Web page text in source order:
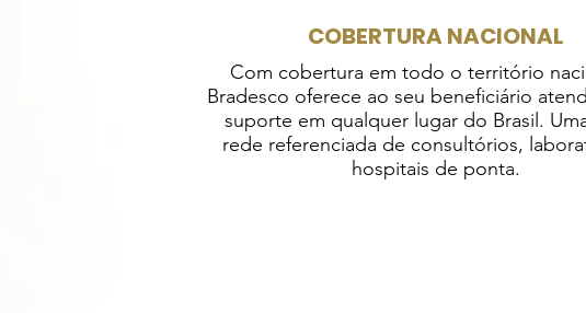
COBERTURA NACIONAL​​
Com cobertura em todo o território
Bradesco oferece ao seu beneficiário
suporte em qualquer lugar do Brasil.
rede referenciada de consultórios,
hospitais de ponta.